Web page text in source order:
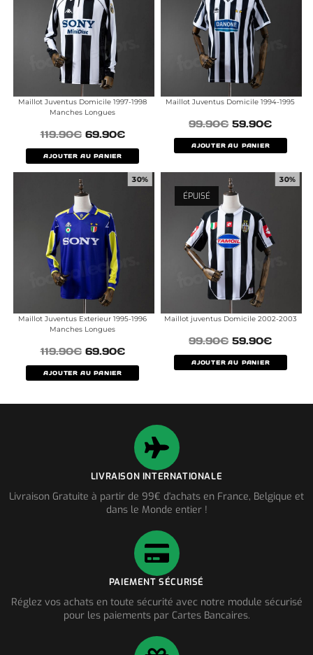
Maillot Juventus Domicile 1997-1998
Manches Longues
119.90€ 69.90€
AJOUTER AU PANIER
Maillot Juventus Domicile 1994-1995
99.90€ 59.90€
AJOUTER AU PANIER
30%
Maillot Juventus Exterieur 1995-1996
Manches Longues
119.90€ 69.90€
AJOUTER AU PANIER
30%
ÉPUISÉ
Maillot juventus Domicile 2002-2003
99.90€ 59.90€
AJOUTER AU PANIER
LIVRAISON INTERNATIONALE
Livraison Gratuite à partir de 99€ d'achats en France, Belgique et
dans le Monde entier !
PAIEMENT SÉCURISÉ
Réglez vos achats en toute sécurité avec notre module sécurisé
pour les paiements par Cartes Bancaires.